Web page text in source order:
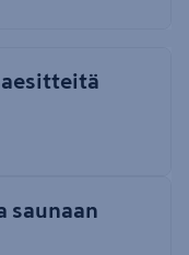
saunaan